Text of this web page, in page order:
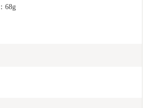
68g